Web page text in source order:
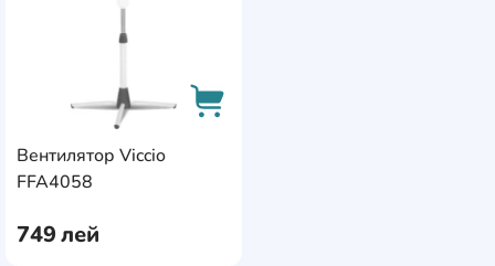
Вентилятор Viccio
FFA4058
749лей